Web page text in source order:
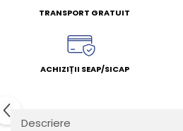
TRANSPORT GRATUIT
ACHIZIȚII SEAP/SICAP
Descriere